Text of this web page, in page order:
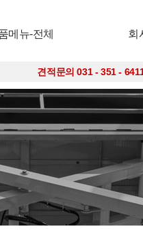
메뉴-전체 회
견적문의 031 - 351 -